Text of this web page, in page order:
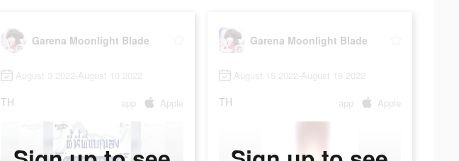
Garena Moonlight Blade
August 3 2022-August 10 2022
TH app Apple
Garena Moonlight Blade
August 15 2022-August 16 2022
TH app Apple